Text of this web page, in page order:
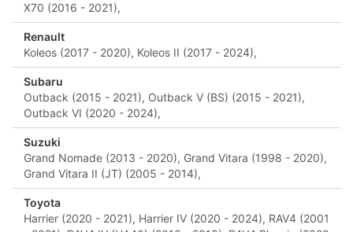
X70 (2016 - 2021),
Renault
Koleos (2017 - 2020), Koleos II (2017 - 2024),
Subaru
Outback (2015 - 2021), Outback V (BS) (2015 - 2021),
Outback VI (2020 - 2024),
Suzuki
Grand Nomade (2013 - 2020), Grand Vitara (1998 - 2020),
Grand Vitara II (JT) (2005 - 2014),
Toyota
Harrier (2020 - 2021), Harrier IV (2020 - 2024), RAV4 (2001